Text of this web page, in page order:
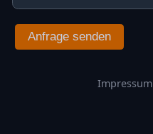
Anfrage senden
Impressum